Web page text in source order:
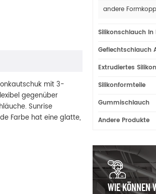
mit 3-
gegenüber
Sunrise
Farbe hat eine glatte,
andere
Silikonschlauch
Geflechtschlauch
Extrudiertes
Silikonformteile
Gummischlauch
Andere Produkte
WIE KÖNNEN